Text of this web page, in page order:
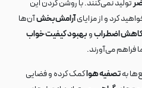
تولید نمی‌کنند. با روشن کردن این
کرد و از مزایایآرامش‌بخشآن‌ها
اضطرابوبهبود کیفیت خواب
فراهم می‌آورند.
بهتصفیه هواکمک کرده و فضایی